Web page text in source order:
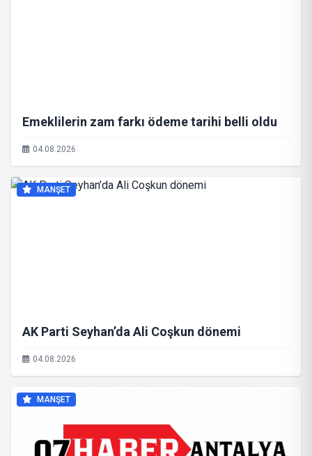
Emeklilerin zam farkı ödeme tarihi belli oldu
04.08.2026
MANŞET
AK Parti Seyhan’da Ali Coşkun dönemi
04.08.2026
MANŞET